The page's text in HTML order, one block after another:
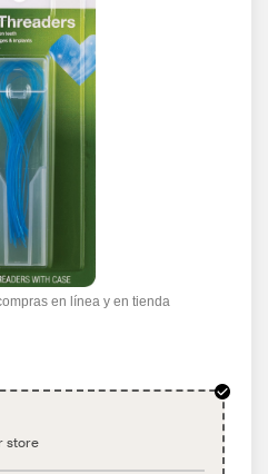
en línea y en tienda
store